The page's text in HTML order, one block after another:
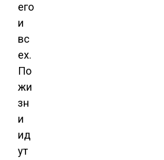
его
и
вс
ех.
По
жи
зн
и
ид
ут